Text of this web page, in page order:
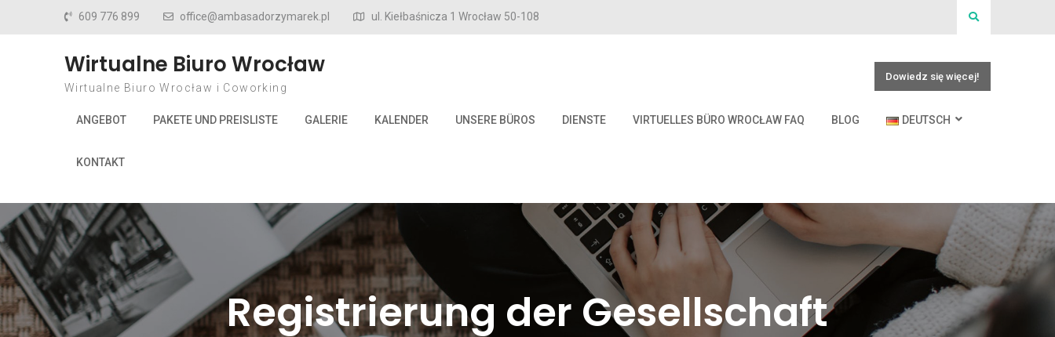
Skip to content609 776 899 office@ambasadorzymarek.pl ul. Kiełbaśnicza 1 Wrocław 50-108
Wirtualne Biuro Wrocław
Wirtualne Biuro Wrocław i Coworking
Dowiedz się więcej!
ANGEBOT PAKETE UND PREISLISTE GALERIE KALENDER UNSERE BÜROS DIENSTE VIRTUELLES BÜRO WROCŁAW FAQ BLOG DEUTSCH
KONTAKT
Registrierung der Gesellschaft